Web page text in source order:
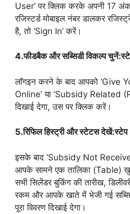
User’ पर क्लिक करके अपनी 17
रजिस्टर्ड मोबाइल नंबर डालकर
है, तो ‘Sign In’ करें।
4.फीडबैक और सब्सिडी विकल्प
लॉगइन करने के बाद आपको ‘Give
Online’ या ‘Subsidy Related
दिखाई देगा, उस पर क्लिक करें।
5.रिफिल हिस्ट्री और स्टेटस
इसके बाद ‘Subsidy Not
आपके सामने एक तालिका (Table)
सभी सिलेंडर बुकिंग की तारीख,
रकम और आपके खाते में भेजी गई
पूरा विवरण दिखाई देगा।